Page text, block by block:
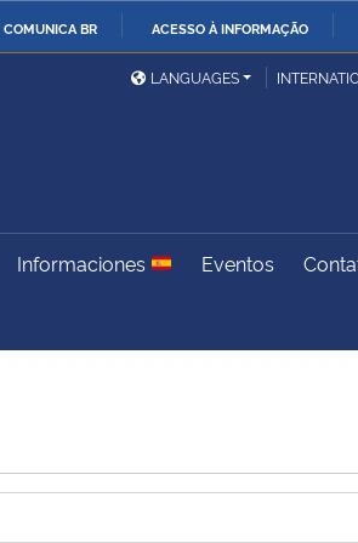
COMUNICA BR ACESSO À INFORMAÇÃO
Ministério das Relações
ExterioresLANGUAGES
Informaciones Eventos